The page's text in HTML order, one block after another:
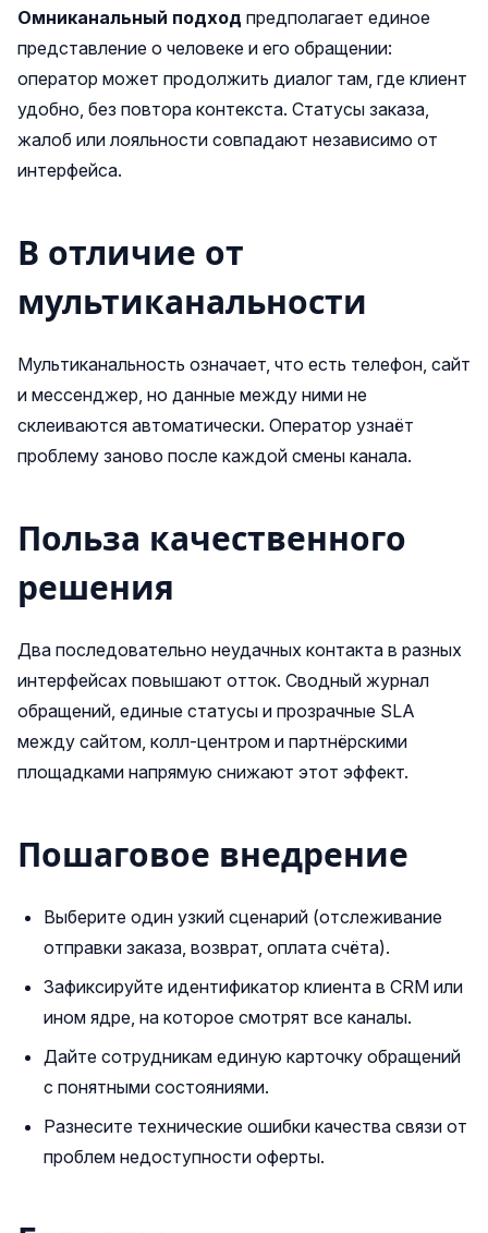
Омниканальный подход предполагает единое
представление о человеке и его обращении:
оператор может продолжить диалог там, где клиент
удобно, без повтора контекста. Статусы заказа,
жалоб или лояльности совпадают независимо от
интерфейса.
В отличие от
мультиканальности
Мультиканальность означает, что есть телефон, сайт
и мессенджер, но данные между ними не
склеиваются автоматически. Оператор узнаёт
проблему заново после каждой смены канала.
Польза качественного
решения
Два последовательно неудачных контакта в разных
интерфейсах повышают отток. Сводный журнал
обращений, единые статусы и прозрачные SLA
между сайтом, колл-центром и партнёрскими
площадками напрямую снижают этот эффект.
Пошаговое внедрение
Выберите один узкий сценарий (отслеживание
отправки заказа, возврат, оплата счёта).
Зафиксируйте идентификатор клиента в CRM или
ином ядре, на которое смотрят все каналы.
Дайте сотрудникам единую карточку обращений
с понятными состояниями.
Разнесите технические ошибки качества связи от
проблем недоступности оферты.